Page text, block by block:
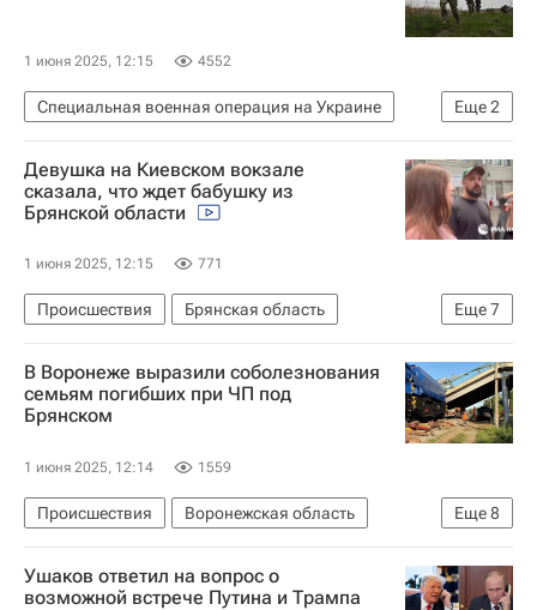
1 июня 2025, 12:15 4552
Еще2
Специальная военная операция на Украине
Россия
Сумская область
Девушка на Киевском вокзале
сказала, что ждет бабушку из
Брянской области
1 июня 2025, 12:15 771
Еще7
Происшествия
Брянская область
Выгоничский район
Москва
Александр Богомаз
Светлана Петренко
Александр Бастрыкин
Следственный комитет России (СК РФ)
Обрушение моста на поезд в Брянской области
В Воронеже выразили соболезнования
семьям погибших при ЧП под
Брянском
1 июня 2025, 12:14 1559
Еще8
Происшествия
Воронежская область
Брянская область
Выгоничский район
Александр Гусев (губернатор)
Ушаков ответил на вопрос о
возможной встрече Путина и Трампа